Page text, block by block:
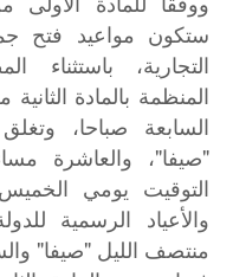
ستكون مواعيد فتح
التجارية، باستثناء
المنظمة بالمادة
السابعة صباحا،
"صيفا"، والعاشرة
التوقيت يومي
والأعياد الرسمية
منتصف الليل "صيفا"